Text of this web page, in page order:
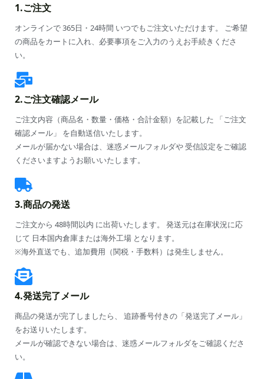
1.ご注文
オンラインで 365日・24時間 いつでもご注文いただけます。 ご希望
の商品をカートに入れ、必要事項をご入力のうえお手続きくださ
い。
2.ご注文確認メール
ご注文内容（商品名・数量・価格・合計金額）を記載した 「ご注文
確認メール」 を自動送信いたします。
メールが届かない場合は、迷惑メールフォルダや 受信設定をご確認
くださいますようお願いいたします。
3.商品の発送
ご注文から 48時間以内 に出荷いたします。 発送元は在庫状況に応
じて 日本国内倉庫または海外工場 となります。
※海外直送でも、追加費用（関税・手数料）は発生しません。
4.発送完了メール
商品の発送が完了しましたら、 追跡番号付きの「発送完了メール」
をお送りいたします。
メールが確認できない場合は、迷惑メールフォルダをご確認くださ
い。